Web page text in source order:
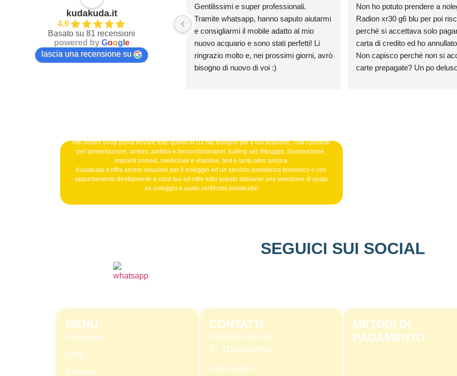
kudakuda.it
4.9
Basato su 81 recensioni
powered by Goog e
lascia una recensione su
Gentilissimi e super professionali.
Tramite whatsapp, hanno saputo aiutarmi
e consigliarmi il mobile adatto al mio
nuovo acquario e sono stati perfetti! Li
ringrazio molto e, nei prossimi giorni, avrò
bisogno di nuovo di voi :)
Non ho potuto prendere a
Radion xr30 g6 blu per poi
perché si accettava solo
carta di credito ed ho annullato
Non capisco perché non si
carte prepagate? Un po
Nel nostro Shop potrai trovare tutto quello di cui hai bisogno per il tuo acquario. Tutti i prodotti
per alimentazione, arredo, additivi e biocondizionatori, balling set, filtraggio, illuminazione,
impianti osmosi, medicinali e vitamine, test e tanto altro ancora.
Kudakuda.it offre anche soluzioni per il noleggio ed un servizio assistenza telefonico o con
appuntamento direttamente a casa tua ed oltre tutto questo abbiamo una selezione di usato
ex noleggio e usato certificato kudakuda!
SEGUICI SUI SOCIAL
MENU
Kudakuda
Shop
Noleggio
CONTATTI
KUDAKUDA SRL
P.I. 11569590968
Sede legale
METODI DI
PAGAMENTO